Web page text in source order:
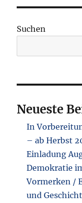
Suchen
Neueste
In
– ab Herbst
Einladung
Demokratie
Vormerken /
und